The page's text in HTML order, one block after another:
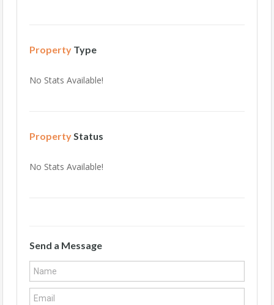
Property Type
No Stats Available!
Property Status
No Stats Available!
Send a Message